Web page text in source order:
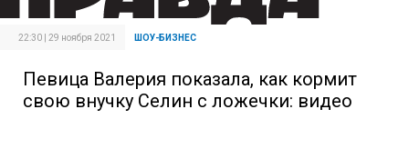
22:30 | 29 ноября 2021 ШОУ-БИЗНЕС
Певица Валерия показала, как кормит
свою внучку Селин с ложечки: видео